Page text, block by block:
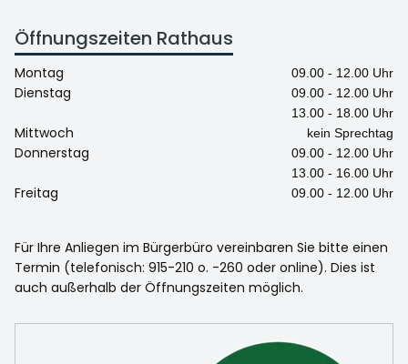
Öffnungszeiten Rathaus
Montag 09.00 - 12.00 Uhr
Dienstag
09.00 - 12.00 Uhr
13.00 - 18.00 Uhr
Mittwoch kein Sprechtag
Donnerstag
09.00 - 12.00 Uhr
13.00 - 16.00 Uhr
Freitag 09.00 - 12.00 Uhr
Für Ihre Anliegen im Bürgerbüro vereinbaren Sie bitte einen
Termin (telefonisch: 915-210 o. -260 oder online). Dies ist
auch außerhalb der Öffnungszeiten möglich.